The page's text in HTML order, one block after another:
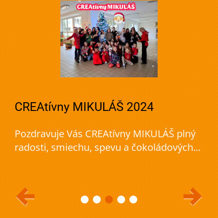
CREAtívny MIKULÁŠ 2024
Pozdravuje Vás CREAtívny MIKULÁŠ plný
radosti, smiechu, spevu a čokoládových...